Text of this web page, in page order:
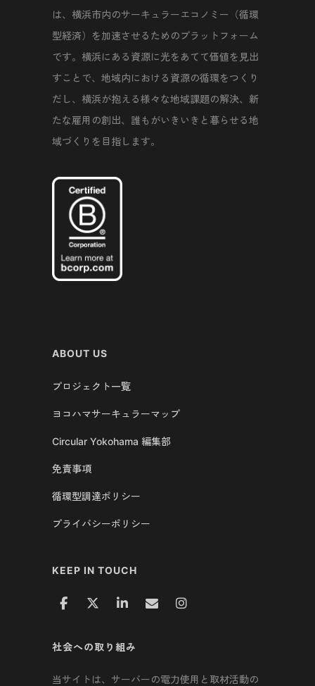
は、横浜市内のサーキュラーエコノミー（循環
型経済）を加速させるためのプラットフォーム
です。横浜にある資源に光をあてて価値を見出
すことで、地域内における資源の循環をつくり
だし、横浜が抱える様々な地域課題の解決、新
たな雇用の創出、誰もがいきいきと暮らせる地
域づくりを目指します。
ABOUT US
プロジェクト一覧
ヨコハマサーキュラーマップ
Circular Yokohama 編集部
免責事項
循環型調達ポリシー
プライバシーポリシー
KEEP IN TOUCH
社会への取り組み
当サイトは、サーバーの電力使用と取材活動の